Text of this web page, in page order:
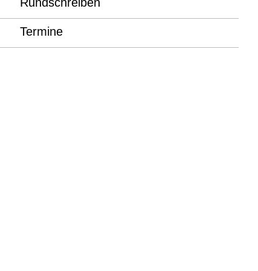
Termine